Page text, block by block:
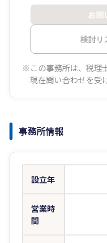
お問
検討リ
※この事務所は、税理
現在問い合わせを受
事務所情報
設立年
営業時
間